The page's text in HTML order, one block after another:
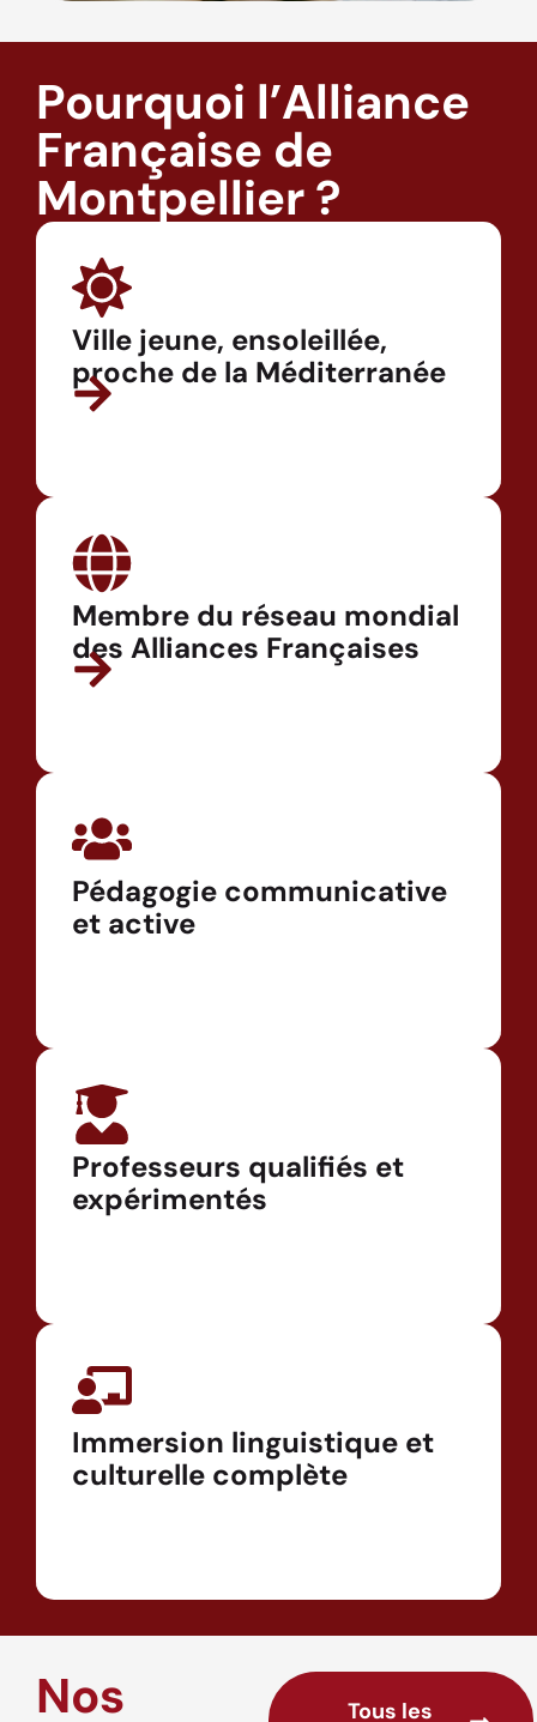
Pourquoi l’Alliance
Française de
Montpellier ?
Ville jeune, ensoleillée,
proche de la Méditerranée
Membre du réseau mondial
des Alliances Françaises
Pédagogie communicative
et active
Professeurs qualifiés et
expérimentés
Immersion linguistique et
culturelle complète
Nos Tous les